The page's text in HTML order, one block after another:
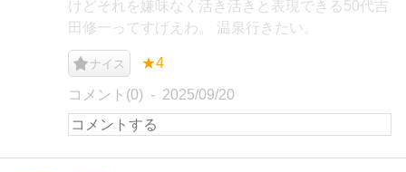
けどそれを嫌味なく活き活きと表現できる50代吉
田修一ってすげえわ。 温泉行きたい。
ナイス ★4
コメント(0) 2025/09/20